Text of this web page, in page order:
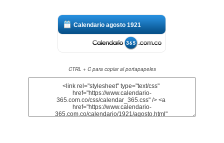
Calendario agosto 1921
CTRL + C para copiar al portapapeles